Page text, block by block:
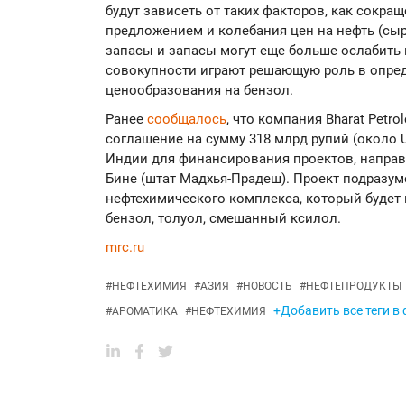
будут зависеть от таких факторов, как
предложением и колебания цен на нефть
запасы и запасы могут еще больше
совокупности играют решающую роль в
ценообразования на бензол.
Ранее сообщалось, что компания Bharat
соглашение на сумму 318 млрд рупий (около
Индии для финансирования проектов,
Бине (штат Мадхья-Прадеш). Проект
нефтехимического комплекса, который
бензол, толуол, смешанный ксилол.
mrc.ru
#НЕФТЕХИМИЯ #АЗИЯ #НОВОСТЬ #НЕФТЕПРОДУКТЫ
#АРОМАТИКА #НЕФТЕХИМИЯ +Добавить все теги в